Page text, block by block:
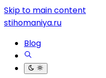
Skip to main content
stihomaniya.ru
Blog